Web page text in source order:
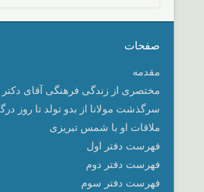
صفحات
مقدمه
مختصری از زندگی فرهنگی آقای دکتر
سرگذشت مولانا از بدو تولد تا روز
ملاقات او با شمس تبریزی
فهرست دفتر اول
فهرست دفتر دوم
فهرست دفتر سوم